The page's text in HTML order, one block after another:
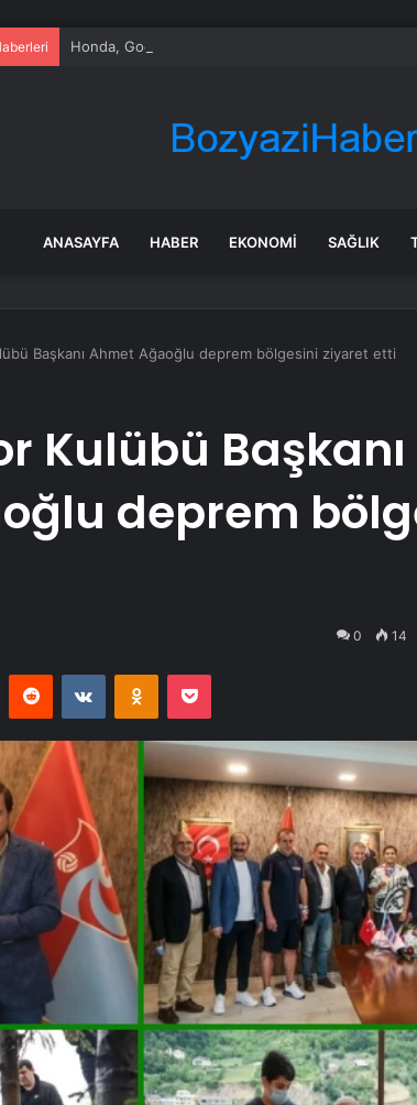
Honda, Google Gemini Yapay Zeka Asistanını
ANASAYFA HABER EKONOMI SAĞLIK
Başkanı Ahmet Ağaoğlu deprem bölgesini ziyaret etti
Kulübü Başkanı
deprem
0 14
PinterestReddit VKontakteOdnoklassniki
Pocket